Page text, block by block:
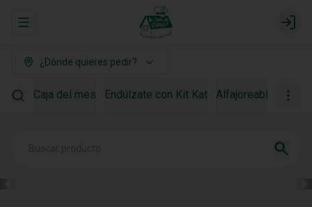
Abrir menu de navegación Login
¿Dónde quieres pedir?
Caja del mes Endúlzate con Kit Kat Alfajoreable Para